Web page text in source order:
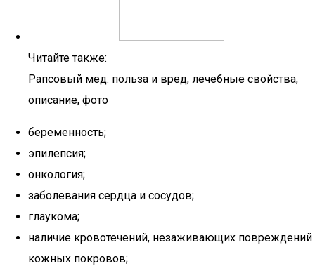
Читайте также:
Рапсовый мед: польза и вред, лечебные свойства,
описание, фото
беременность;
эпилепсия;
онкология;
заболевания сердца и сосудов;
глаукома;
наличие кровотечений, незаживающих повреждений
кожных покровов;